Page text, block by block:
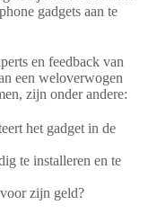
gadgets aan te
en feedback van
een weloverwogen
zijn onder andere:
het gadget in de
te installeren en te
zijn geld?